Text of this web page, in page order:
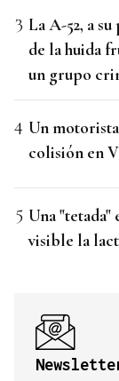
La A-52, a
de la huida
un grupo
Un
colisión en
Una "tetada"
visible la